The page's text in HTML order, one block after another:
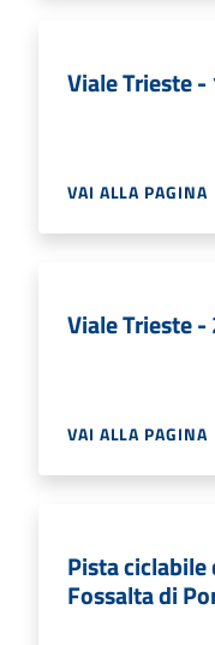
Viale Trieste
VAI ALLA PAGINA
Viale Trieste
VAI ALLA PAGINA
Pista
Fossalta di